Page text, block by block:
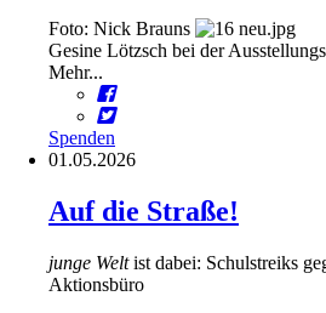
Foto: Nick Brauns
Gesine Lötzsch bei der
Mehr...
Spenden
01.05.2026
Auf die Straße!
junge Weltist dabei: Schulstreiks
Aktionsbüro